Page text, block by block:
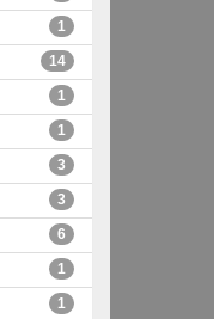
1
14
1
1
3
3
6
1
1